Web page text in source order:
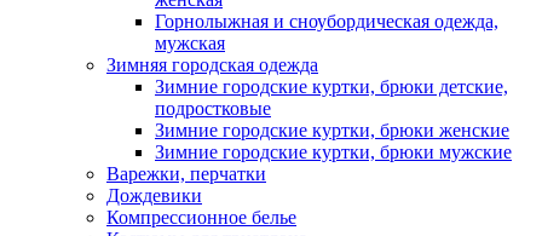
Горнолыжная и сноубордическая одежда,
мужская
Зимняя городская одежда
Зимние городские куртки, брюки детские,
подростковые
Зимние городские куртки, брюки женские
Зимние городские куртки, брюки мужские
Варежки, перчатки
Дождевики
Компрессионное белье